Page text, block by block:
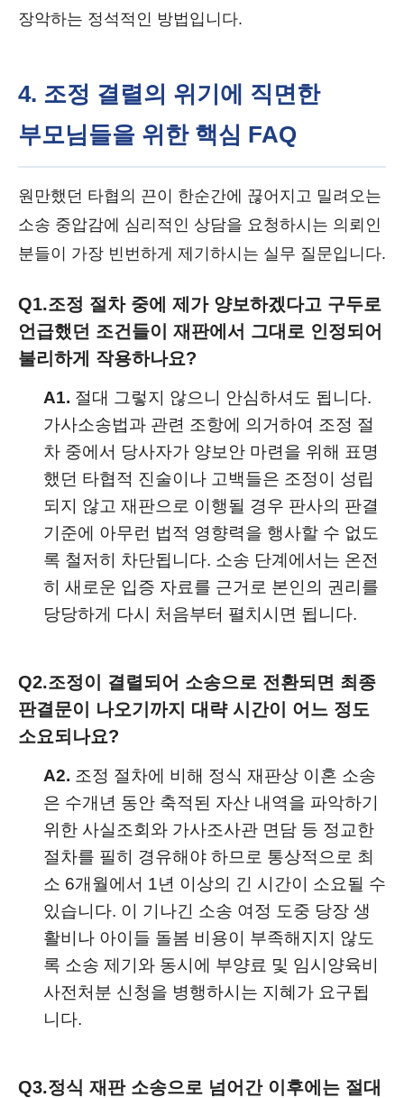
장악하는 정석적인 방법입니다.
4. 조정 결렬의 위기에 직면한
부모님들을 위한 핵심 FAQ
원만했던 타협의 끈이 한순간에 끊어지고 밀려오는
소송 중압감에 심리적인 상담을 요청하시는 의뢰인
분들이 가장 빈번하게 제기하시는 실무 질문입니다.
Q1.조정 절차 중에 제가 양보하겠다고 구두로
언급했던 조건들이 재판에서 그대로 인정되어
불리하게 작용하나요?
A1. 절대 그렇지 않으니 안심하셔도 됩니다.
가사소송법과 관련 조항에 의거하여 조정 절
차 중에서 당사자가 양보안 마련을 위해 표명
했던 타협적 진술이나 고백들은 조정이 성립
되지 않고 재판으로 이행될 경우 판사의 판결
기준에 아무런 법적 영향력을 행사할 수 없도
록 철저히 차단됩니다. 소송 단계에서는 온전
히 새로운 입증 자료를 근거로 본인의 권리를
당당하게 다시 처음부터 펼치시면 됩니다.
Q2.조정이 결렬되어 소송으로 전환되면 최종
판결문이 나오기까지 대략 시간이 어느 정도
소요되나요?
A2. 조정 절차에 비해 정식 재판상 이혼 소송
은 수개년 동안 축적된 자산 내역을 파악하기
위한 사실조회와 가사조사관 면담 등 정교한
절차를 필히 경유해야 하므로 통상적으로 최
소 6개월에서 1년 이상의 긴 시간이 소요될 수
있습니다. 이 기나긴 소송 여정 도중 당장 생
활비나 아이들 돌봄 비용이 부족해지지 않도
록 소송 제기와 동시에 부양료 및 임시양육비
사전처분 신청을 병행하시는 지혜가 요구됩
니다.
Q3.정식 재판 소송으로 넘어간 이후에는 절대